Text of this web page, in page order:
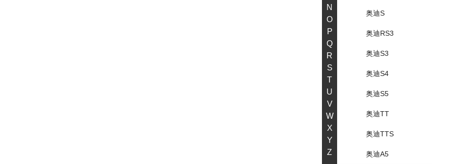
N
O
P
Q
R
S
T
U
V
W
X
Y
Z
奥迪S
奥迪RS3
奥迪S3
奥迪S4
奥迪S5
奥迪TT
奥迪TTS
奥迪A5